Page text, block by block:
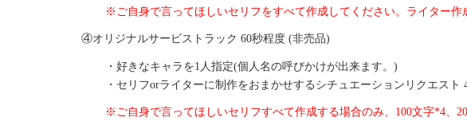
※ご自身で言ってほしいセリフをすべて作成してください。ライター作
④オリジナルサービストラック 60秒程度 (非売品)
・好きなキャラを1人指定(個人名の呼びかけが出来ます。)
・セリフorライターに制作をおまかせするシチュエーションリクエス
※ご自身で言ってほしいセリフすべて作成する場合のみ、100文字*4、